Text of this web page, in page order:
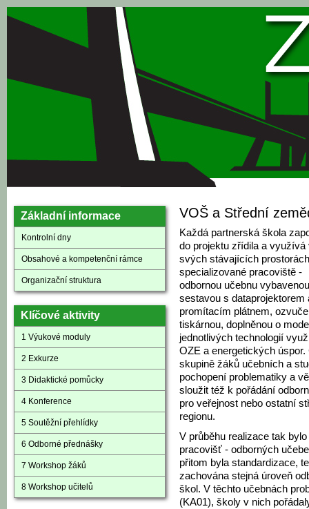
Přejít k hlavnímu obsahu
Základní informace
Kontrolní dny
Obsahové a kompetenční rámce
Organizační struktura
Klíčové aktivity
1 Výukové moduly
2 Exkurze
3 Didaktické pomůcky
4 Konference
5 Soutěžní přehlídky
6 Odborné přednášky
7 Workshop žáků
8 Workshop učitelů
VOŠ a Střední
Každá partnerská škola
do projektu zřídila a využívá
svých stávajících prostorách
specializované pracoviště -
odbornou učebnu
sestavou s dataprojektorem
promítacím plátnem,
tiskárnou, doplněnou o
jednotlivých technologií
OZE a energetických úspor.
skupině žáků učebních a
pochopení problematiky a
sloužit též k pořádání
pro veřejnost nebo ostatní
regionu.
V průběhu realizace tak
pracovišť - odborných
přitom byla standardizace,
zachována stejná úroveň
škol. V těchto učebnách
(KA01), školy v nich